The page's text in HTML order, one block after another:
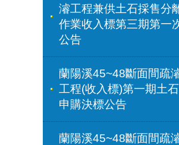
濬工程兼供土石採售分
作業收入標第三期第一
公告
蘭陽溪45~48斷面間疏
工程(收入標)第一期土石
申購決標公告
蘭陽溪45~48斷面間疏